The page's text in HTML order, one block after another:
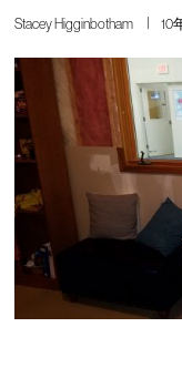
Stacey Higginbotham 10